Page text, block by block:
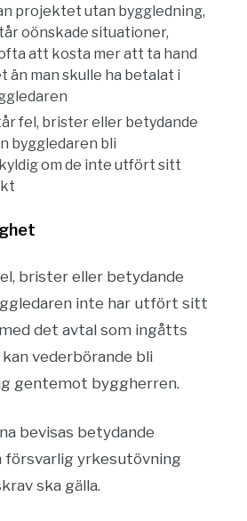
projektet utan byggledning,
oönskade situationer,
att kosta mer att ta hand
än man skulle ha betalat i
fel, brister eller betydande
byggledaren bli
om de inte utfört sitt
brister eller betydande
inte har utfört sitt
det avtal som ingåtts
vederbörande bli
gentemot byggherren.
bevisas betydande
försvarlig yrkesutövning
ska gälla.